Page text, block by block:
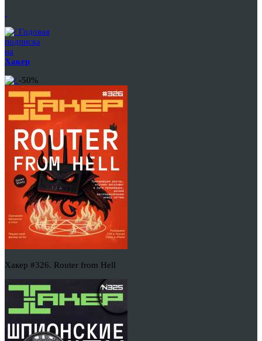
Годовая
подписка
на
Хакер
-50%
Хакер #326. Router from Hell